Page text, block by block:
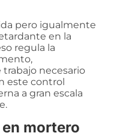
pero igualmente
en la
regula la
necesario
este control
a gran escala
en mortero